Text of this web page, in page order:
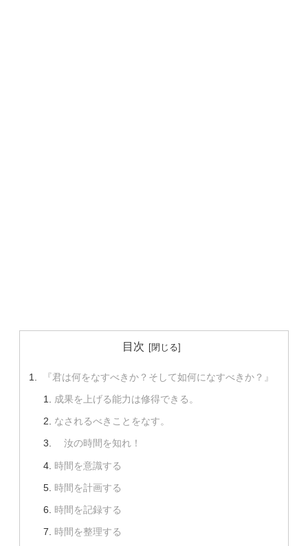
目次
『君は何をなすべきか？そして如何になすべきか？』
成果を上げる能力は修得できる。
なされるべきことをなす。
汝の時間を知れ！
時間を意識する
時間を計画する
時間を記録する
時間を整理する